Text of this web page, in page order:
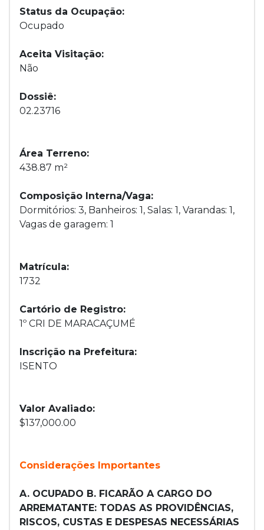
Status da Ocupação:
Ocupado
Aceita Visitação:
Não
Dossiê:
02.23716
Área Terreno:
438.87 m²
Composição Interna/Vaga:
Dormitórios: 3, Banheiros: 1, Salas: 1, Varandas: 1,
Vagas de garagem: 1
Matrícula:
1732
Cartório de Registro:
1º CRI DE MARACAÇUMÉ
Inscrição na Prefeitura:
ISENTO
Valor Avaliado:
$137,000.00
Considerações Importantes
A. OCUPADO B. FICARÃO A CARGO DO
ARREMATANTE: TODAS AS PROVIDÊNCIAS,
RISCOS, CUSTAS E DESPESAS NECESSÁRIAS